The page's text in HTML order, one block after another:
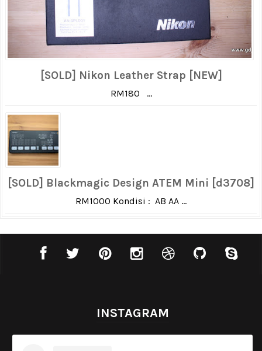
[SOLD] Nikon Leather Strap [NEW]
RM180 ...
[SOLD] Blackmagic Design ATEM Mini [d3708]
RM1000 Kondisi : AB AA ...
INSTAGRAM